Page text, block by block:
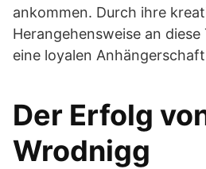
ankommen. Durch ihre
Herangehensweise an
eine loyalen
Der Erfolg
Wrodnigg